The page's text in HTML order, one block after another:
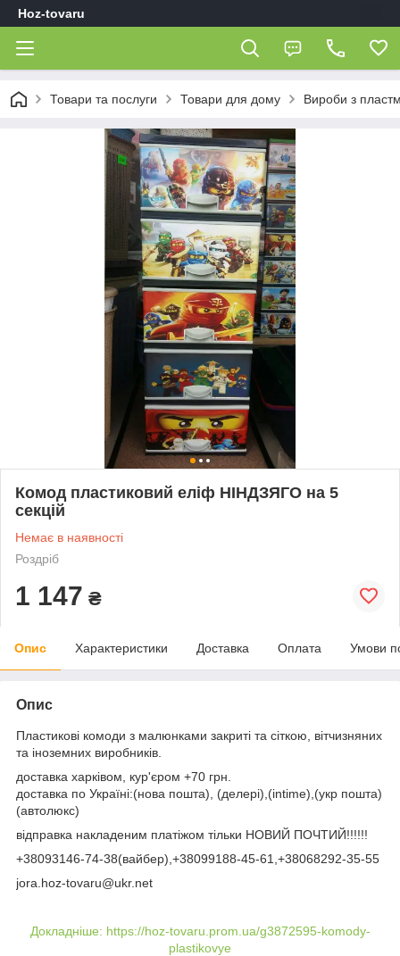
Hoz-tovaru
Товари та послуги Товари для дому Вироби з
Комод пластиковий еліф НІНДЗЯГО на 5
секцій
Немає в наявності
Роздріб
1 147 ₴
Опис Характеристики Доставка Оплата Умови
Опис
Пластикові комоди з малюнками закриті та сіткою, вітчизняних
та іноземних виробників.
доставка харківом, кур'єром +70 грн.
доставка по Україні:(нова пошта), (делері),(intime),(укр пошта)
(автолюкс)
відправка накладеним платіжом тільки НОВИЙ ПОЧТИЙ!!!!!!
+38093146-74-38(вайбер),+38099188-45-61,+38068292-35-55
jora.hoz-tovaru@ukr.net
Докладніше: https://hoz-tovaru.prom.ua/g3872595-komody-
plastikovye